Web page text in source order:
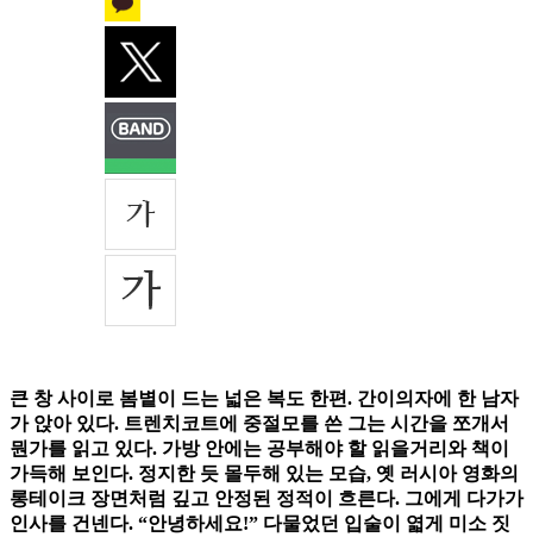
큰 창 사이로 봄볕이 드는 넓은 복도 한편. 간이의자에 한 남자
가 앉아 있다. 트렌치코트에 중절모를 쓴 그는 시간을 쪼개서
뭔가를 읽고 있다. 가방 안에는 공부해야 할 읽을거리와 책이
가득해 보인다. 정지한 듯 몰두해 있는 모습, 옛 러시아 영화의
롱테이크 장면처럼 깊고 안정된 정적이 흐른다. 그에게 다가가
인사를 건넨다. “안녕하세요!” 다물었던 입술이 엷게 미소 짓